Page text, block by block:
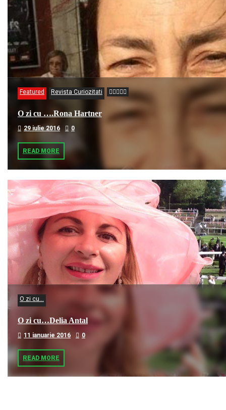
Featured Revista Curiozitati
O zi cu ….Rona Hartner
29 iulie 2016 0
READ MORE
O zi cu...
O zi cu…Delia Antal
11 ianuarie 2016 0
READ MORE